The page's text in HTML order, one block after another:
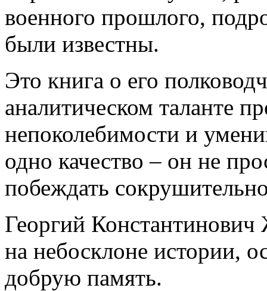
военного прошлого,
были известны.
Это книга о его
аналитическом таланте
непоколебимости и
одно качество – он не
побеждать
Георгий Константинович
на небосклоне истории,
добрую память.